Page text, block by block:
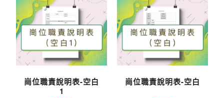
崗位職責說明表-空白
1
崗位職責說明表-空白